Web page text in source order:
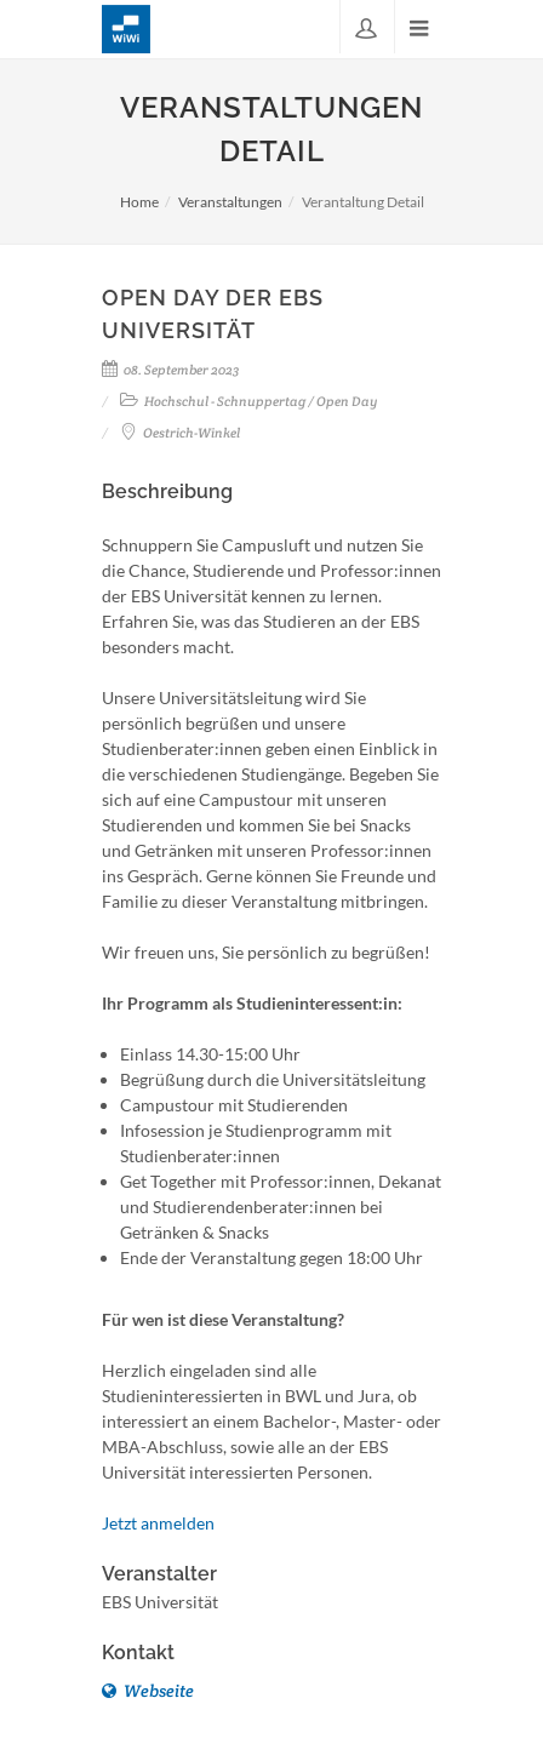
VERANSTALTUNGEN
DETAIL
Home Veranstaltungen Verantaltung Detail
OPEN DAY DER EBS
UNIVERSITÄT
08. September 2023
Hochschul - Schnuppertag / Open Day
Oestrich-Winkel
Beschreibung
Schnuppern Sie Campusluft und nutzen Sie
die Chance, Studierende und Professor:innen
der EBS Universität kennen zu lernen.
Erfahren Sie, was das Studieren an der EBS
besonders macht.
Unsere Universitätsleitung wird Sie
persönlich begrüßen und unsere
Studienberater:innen geben einen Einblick in
die verschiedenen Studiengänge. Begeben Sie
sich auf eine Campustour mit unseren
Studierenden und kommen Sie bei Snacks
und Getränken mit unseren Professor:innen
ins Gespräch. Gerne können Sie Freunde und
Familie zu dieser Veranstaltung mitbringen.
Wir freuen uns, Sie persönlich zu begrüßen!
Ihr Programm als Studieninteressent:in:
Einlass 14.30-15:00 Uhr
Begrüßung durch die Universitätsleitung
Campustour mit Studierenden
Infosession je Studienprogramm mit
Studienberater:innen
Get Together mit Professor:innen, Dekanat
und Studierendenberater:innen bei
Getränken & Snacks
Ende der Veranstaltung gegen 18:00 Uhr
Für wen ist diese Veranstaltung?
Herzlich eingeladen sind alle
Studieninteressierten in BWL und Jura, ob
interessiert an einem Bachelor-, Master- oder
MBA-Abschluss, sowie alle an der EBS
Universität interessierten Personen.
Jetzt anmelden
Veranstalter
EBS Universität
Kontakt
Webseite